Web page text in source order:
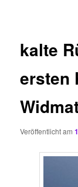
kalte
ersten
Veröffentlicht am